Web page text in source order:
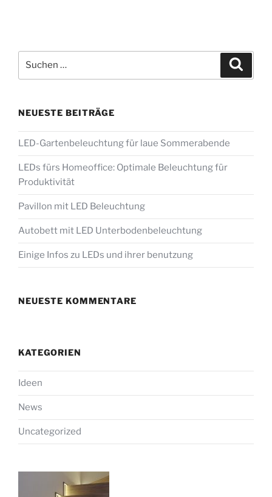
nach:
NEUESTE BEITRÄGE
LED-Gartenbeleuchtung für laue Sommerabende
LEDs fürs Homeoffice: Optimale Beleuchtung für
Produktivität
Pavillon mit LED Beleuchtung
Autobett mit LED Unterbodenbeleuchtung
Einige Infos zu LEDs und ihrer benutzung
NEUESTE KOMMENTARE
KATEGORIEN
Ideen
News
Uncategorized